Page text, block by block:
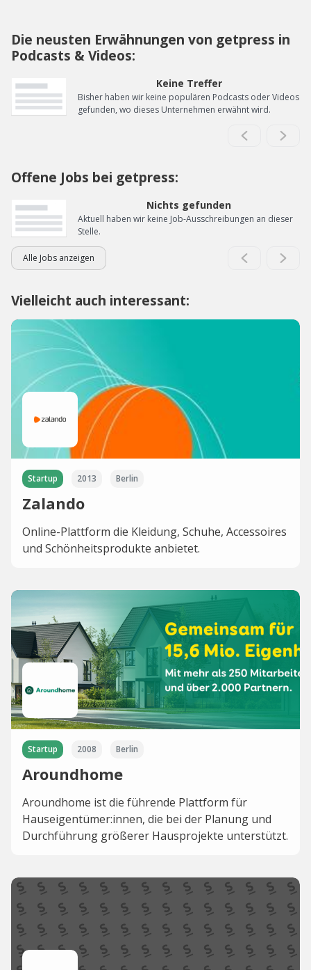
Die neusten Erwähnungen von getpress in
Podcasts & Videos:
Keine Treffer
Bisher haben wir keine populären Podcasts oder Videos
gefunden, wo dieses Unternehmen erwähnt wird.
Offene Jobs bei getpress:
Nichts gefunden
Aktuell haben wir keine Job-Ausschreibungen an dieser
Stelle.
Alle Jobs anzeigen
Vielleicht auch interessant:
Startup 2013 Berlin
Zalando
Online-Plattform die Kleidung, Schuhe, Accessoires
und Schönheitsprodukte anbietet.
Startup 2008 Berlin
Aroundhome
Aroundhome ist die führende Plattform für
Hauseigentümer:innen, die bei der Planung und
Durchführung größerer Hausprojekte unterstützt.